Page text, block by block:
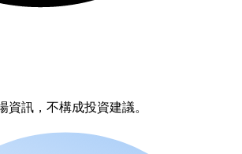
資訊，不構成投資建議。